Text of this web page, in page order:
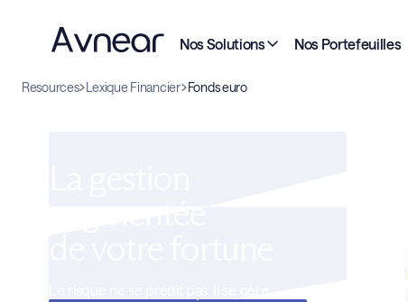
Nos Solutions Nos Portefeuilles
Resources Lexique Financier Fonds euro